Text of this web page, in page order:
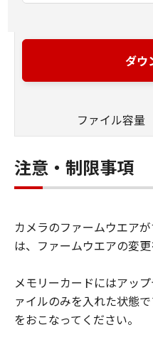
(1) お客様は、「
（スマートフォ
む。）を経由し
ができます。
(2) 「本契約」に
き、キヤノンお
ーのいかなる知
示たるとを問わ
りません。
(3) 「許諾ソフト
かかるオープン
ては、「本契約
わらず、キヤノン
ダウ
ファイル容
注意・制限事項
カメラのファームウエア
は、ファームウエアの変
メモリーカードにはアッ
ァイルのみを入れた状態
をおこなってください。